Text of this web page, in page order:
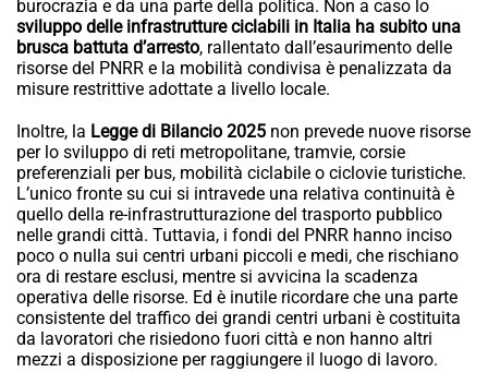
burocrazia e da una parte della politica. Non a caso lo
sviluppo delle infrastrutture ciclabili in Italia ha subito una
brusca battuta d’arresto, rallentato dall’esaurimento delle
risorse del PNRR e la mobilità condivisa è penalizzata da
misure restrittive adottate a livello locale.
Inoltre, la Legge di Bilancio 2025 non prevede nuove risorse
per lo sviluppo di reti metropolitane, tramvie, corsie
preferenziali per bus, mobilità ciclabile o ciclovie turistiche.
L’unico fronte su cui si intravede una relativa continuità è
quello della re-infrastrutturazione del trasporto pubblico
nelle grandi città. Tuttavia, i fondi del PNRR hanno inciso
poco o nulla sui centri urbani piccoli e medi, che rischiano
ora di restare esclusi, mentre si avvicina la scadenza
operativa delle risorse. Ed è inutile ricordare che una parte
consistente del traffico dei grandi centri urbani è costituita
da lavoratori che risiedono fuori città e non hanno altri
mezzi a disposizione per raggiungere il luogo di lavoro.